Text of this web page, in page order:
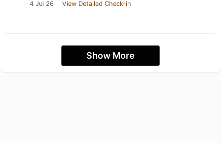
4 Jul 26 View Detailed Check-in
Show More